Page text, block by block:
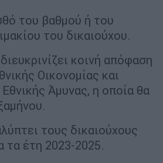
του βαθμού ή του
του δικαιούχου.
κοινή απόφαση
Οικονομίας και
Άμυνας, η οποία θα
τους δικαιούχους
τα έτη 2023-2025.